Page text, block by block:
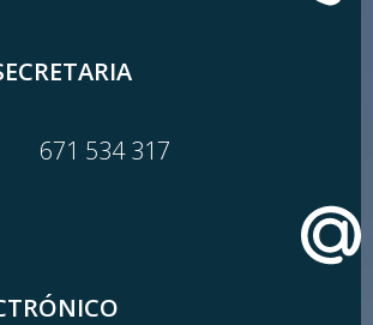
671 534 317